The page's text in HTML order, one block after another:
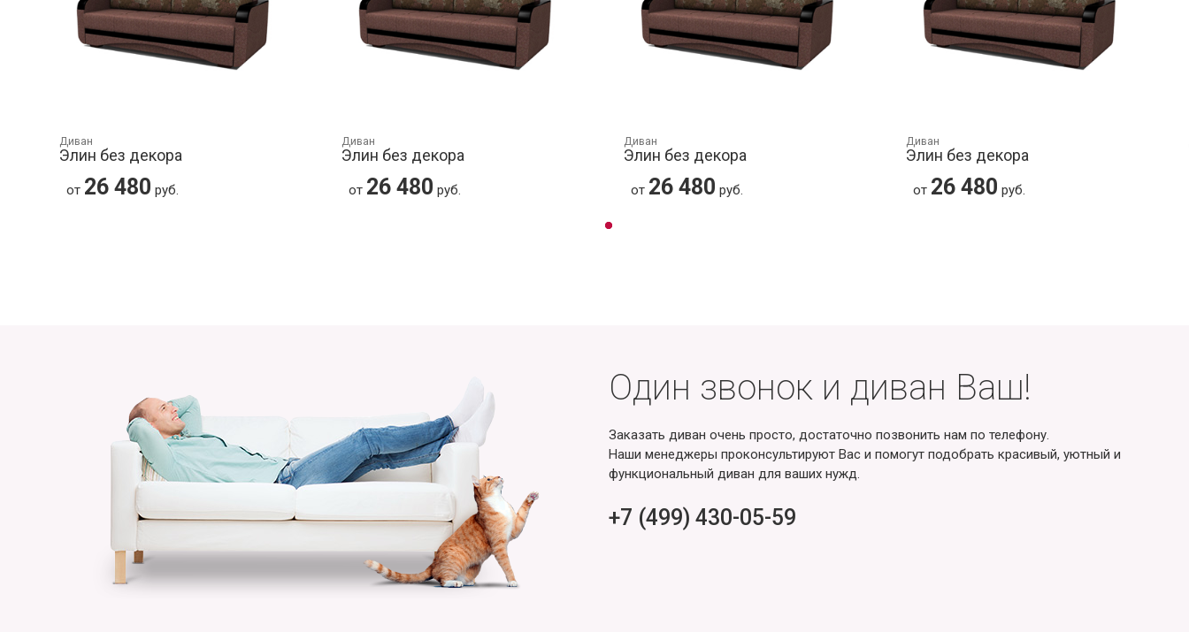
Диван
Элин без декора
от 26 480 руб.
Диван
Элин без декора
от 26 480 руб.
Диван
Элин без декора
от 26 480 руб.
Диван
Элин без декора
от 26 480 руб.
Один звонок и диван Ваш!
Заказать диван очень просто, достаточно позвонить нам по телефону.
Наши менеджеры проконсультируют Вас и помогут подобрать красивый, уютный и
функциональный диван для ваших нужд.
+7 (499) 430-05-59